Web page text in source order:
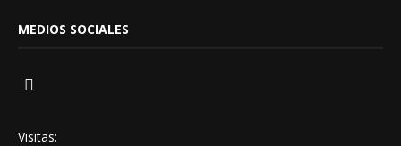
MEDIOS SOCIALES
Visitas: